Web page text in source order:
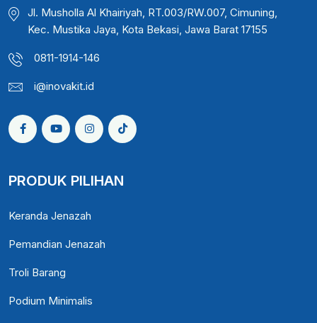
Jl. Musholla Al Khairiyah, RT.003/RW.007, Cimuning,
Kec. Mustika Jaya, Kota Bekasi, Jawa Barat 17155
0811-1914-146
i@inovakit.id
PRODUK PILIHAN
Keranda Jenazah
Pemandian Jenazah
Troli Barang
Podium Minimalis